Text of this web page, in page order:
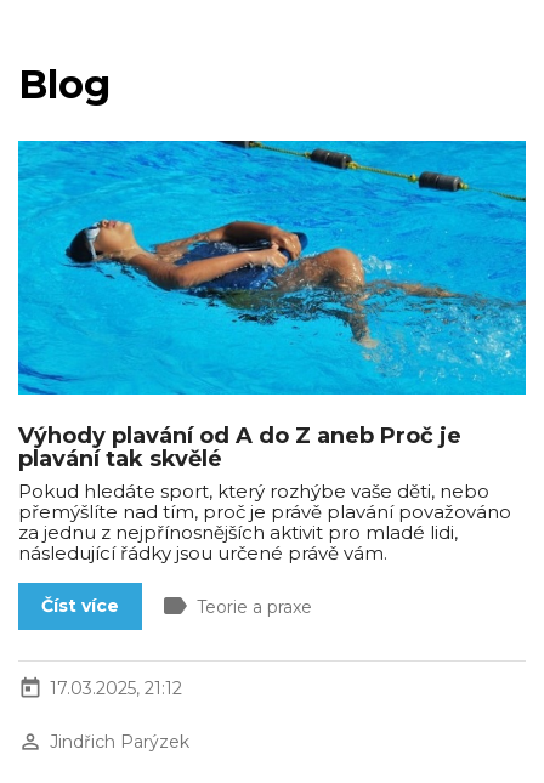
Blog
Výhody plavání od A do Z aneb Proč je
plavání tak skvělé
Pokud hledáte sport, který rozhýbe vaše děti, nebo
přemýšlíte nad tím, proč je právě plavání považováno
za jednu z nejpřínosnějších aktivit pro mladé lidi,
následující řádky jsou určené právě vám.
Číst více label Teorie a praxe
today 17.03.2025, 21:12
perm_identity Jindřich Parýzek